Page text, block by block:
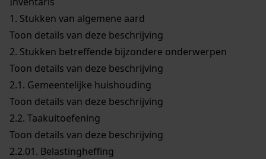
1. Stukken van algemene aard
Toon details van deze beschrijving
2. Stukken betreffende bijzondere onderwerpen
Toon details van deze beschrijving
2.1. Gemeentelijke huishouding
Toon details van deze beschrijving
2.2. Taakuitoefening
Toon details van deze beschrijving
2.2.01. Belastingheffing